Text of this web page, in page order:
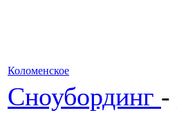
Коломенское
Сноубординг -